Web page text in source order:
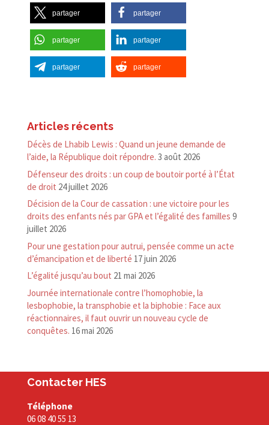
partager partager
partager partager
partager partager
Articles récents
Décès de Lhabib Lewis : Quand un jeune demande de
l’aide, la République doit répondre. 3 août 2026
Défenseur des droits : un coup de boutoir porté à l’État
de droit 24 juillet 2026
Décision de la Cour de cassation : une victoire pour les
droits des enfants nés par GPA et l’égalité des familles 9
juillet 2026
Pour une gestation pour autrui, pensée comme un acte
d’émancipation et de liberté 17 juin 2026
L’égalité jusqu’au bout 21 mai 2026
Journée internationale contre l’homophobie, la
lesbophobie, la transphobie et la biphobie : Face aux
réactionnaires, il faut ouvrir un nouveau cycle de
conquêtes. 16 mai 2026
Contacter HES
Téléphone
06 08 40 55 13